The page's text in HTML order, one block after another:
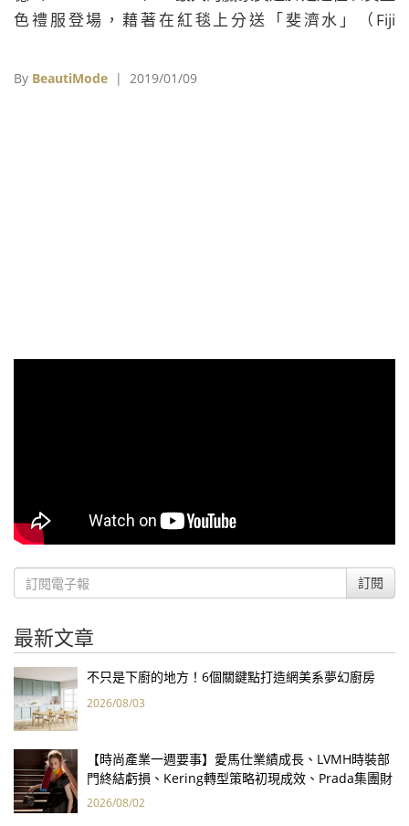
色禮服登場，藉著在紅毯上分送「斐濟水」（Fiji
Cuthbert！就在她成為明星背後靈爆紅之際，經紀公司
By BeautiMode | 2019/01/09
訂閱
最新文章
不只是下廚的地方！6個關鍵點打造網美系夢幻廚房
2026/08/03
【時尚產業一週要事】愛馬仕業績成長、LVMH時裝部
門終結虧損、Kering轉型策略初現成效、Prada集團財
報亮眼
2026/08/02